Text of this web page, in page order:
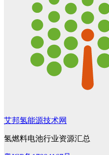
艾邦氢能源技术网
氢燃料电池行业资源汇总